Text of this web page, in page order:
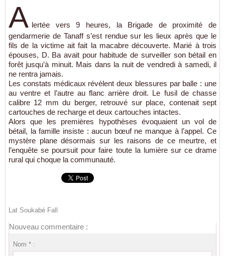
A lertée vers 9 heures, la Brigade de proximité de
gendarmerie de Tanaff s’est rendue sur les lieux après que le
fils de la victime ait fait la macabre découverte. Marié à trois
épouses, D. Ba avait pour habitude de surveiller son bétail en
forêt jusqu’à minuit. Mais dans la nuit de vendredi à samedi, il
ne rentra jamais.
Les constats médicaux révèlent deux blessures par balle : une
au ventre et l’autre au flanc arrière droit. Le fusil de chasse
calibre 12 mm du berger, retrouvé sur place, contenait sept
cartouches de recharge et deux cartouches intactes.
Alors que les premières hypothèses évoquaient un vol de
bétail, la famille insiste : aucun bœuf ne manque à l’appel. Ce
mystère plane désormais sur les raisons de ce meurtre, et
l’enquête se poursuit pour faire toute la lumière sur ce drame
rural qui choque la communauté.
Lat Soukabé Fall
Nouveau commentaire :
Nom * :